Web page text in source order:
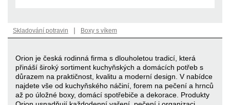
Skladování potravin | Boxy s víkem
Orion je česká rodinná firma s dlouholetou tradicí, která
přináší široký sortiment kuchyňských a domácích potřeb s
důrazem na praktičnost, kvalitu a moderní design. V nabídce
najdete vše od kuchyňského náčiní, forem na pečení a hrnců
až po úložné boxy, domácí spotřebiče a dekorace. Produkty